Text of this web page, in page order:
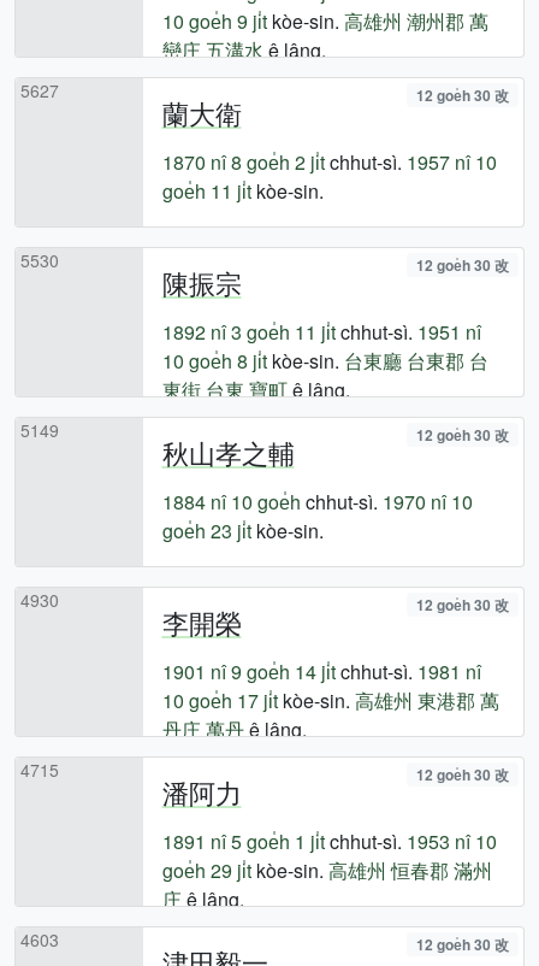
10 goe̍h 9 ji̍tkòe-sin. 高雄州 潮州郡 萬
巒庄五溝水ê lâng.
5627
蘭大衛 12 goe̍h 30 改
1870 nî8 goe̍h 2 ji̍tchhut-sì. 1957 nî 10
goe̍h 11 ji̍tkòe-sin.
5530
陳振宗 12 goe̍h 30 改
1892 nî3 goe̍h 11 ji̍tchhut-sì. 1951 nî
10 goe̍h 8 ji̍tkòe-sin. 台東廳 台東郡 台
東街台東寶町ê lâng.
5149
秋山孝之輔 12 goe̍h 30 改
1884 nî 10 goe̍h chhut-sì. 1970 nî 10
goe̍h 23 ji̍tkòe-sin.
4930
李開榮 12 goe̍h 30 改
1901 nî9 goe̍h 14 ji̍tchhut-sì. 1981 nî
10 goe̍h 17 ji̍tkòe-sin. 高雄州 東港郡 萬
丹庄萬丹ê lâng.
4715
潘阿力 12 goe̍h 30 改
1891 nî5 goe̍h 1 ji̍tchhut-sì. 1953 nî 10
goe̍h 29 ji̍tkòe-sin. 高雄州 恒春郡 滿州
庄ê lâng.
4603 12 goe̍h 30 改